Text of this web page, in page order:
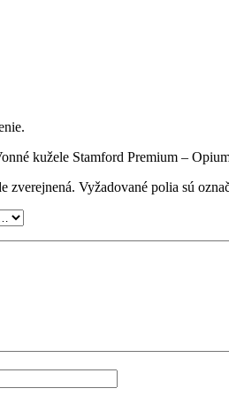
kužele Stamford Premium –
zverejnená. Vyžadované polia sú